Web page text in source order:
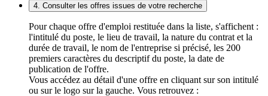
4. Consulter les offres issues de votre recherche
Pour chaque offre d'emploi restituée dans la liste, s'affichent :
l'intitulé du poste, le lieu de travail, la nature du contrat et la
durée de travail, le nom de l'entreprise si précisé, les 200
premiers caractères du descriptif du poste, la date de
publication de l'offre.
Vous accédez au détail d'une offre en cliquant sur son intitulé
ou sur le logo sur la gauche. Vous retrouvez :